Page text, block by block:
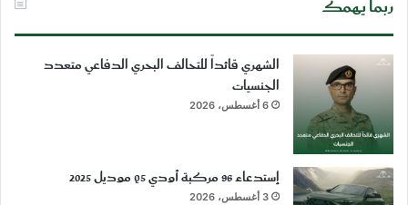
ربما يهمك
الشهري قائداً للتحالف البحري الدفاعي متعدد
الجنسيات
6 أغسطس، 2026
إستدعاء 96 مركبة أودي Q5 موديل 2025
3 أغسطس، 2026